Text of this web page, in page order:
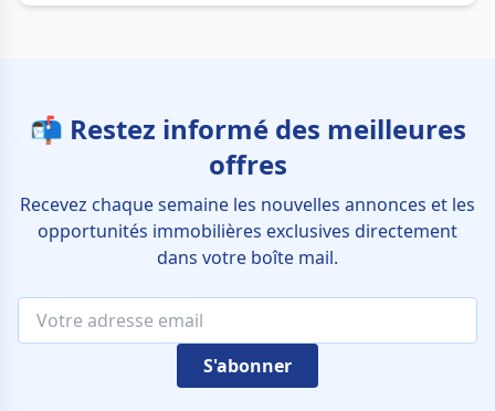
📬 Restez informé des meilleures
offres
Recevez chaque semaine les nouvelles annonces et les
opportunités immobilières exclusives directement
dans votre boîte mail.
S'abonner